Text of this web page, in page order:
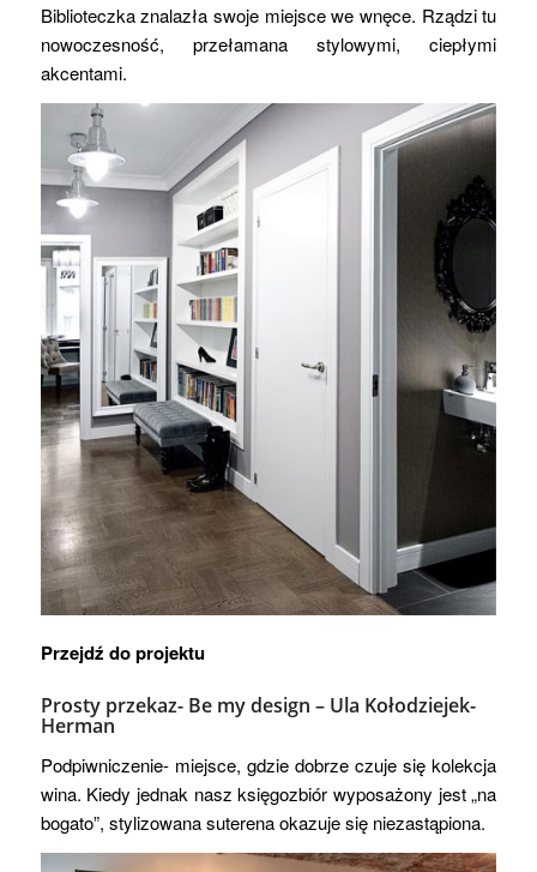
Biblioteczka znalazła swoje miejsce we wnęce. Rządzi tu
nowoczesność, przełamana stylowymi, ciepłymi
akcentami.
Przejdź do projektu
Prosty przekaz- Be my design – Ula Kołodziejek-
Herman
Podpiwniczenie- miejsce, gdzie dobrze czuje się kolekcja
wina. Kiedy jednak nasz księgozbiór wyposażony jest „na
bogato”, stylizowana suterena okazuje się niezastąpiona.